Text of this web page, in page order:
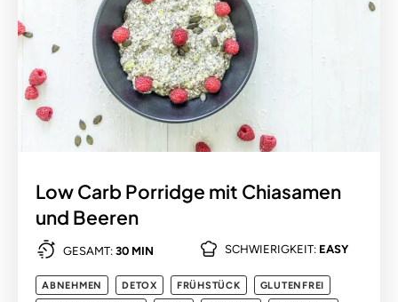
Low Carb Porridge mit Chiasamen
und Beeren
GESAMT: 30 MIN SCHWIERIGKEIT: EASY
ABNEHMEN DETOX FRÜHSTÜCK
GLUTENFREI